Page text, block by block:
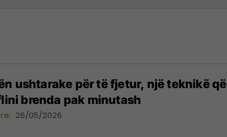
ushtarake për të fjetur, një teknikë që
brenda pak minutash
26/05/2026